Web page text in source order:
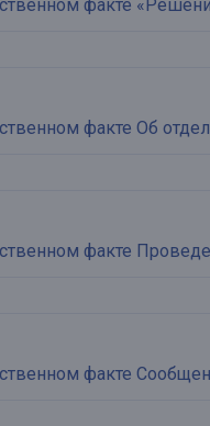
факте
факте Об
факте
факте